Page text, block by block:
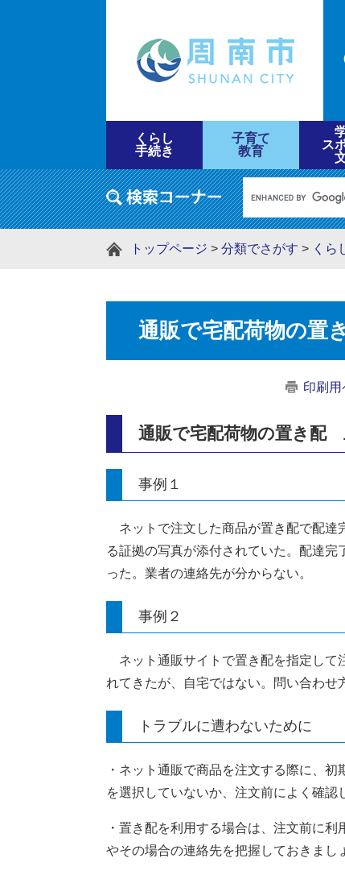
くらし
手続き
子育て
教育
ス
トップページ > 分類でさがす > くら
通販で宅配荷物の
印刷用
通販で宅配荷物の置き配
事例１
ネットで注文した商品が置き配で配達
る証拠の写真が添付されていた。配達
った。業者の連絡先が分からない。
事例２
ネット通販サイトで置き配を指定して
れてきたが、自宅ではない。問い合わせ
トラブルに遭わないために
・ネット通販で商品を注文する際に、
を選択していないか、注文前によく確認
・置き配を利用する場合は、注文前に
やその場合の連絡先を把握しておきまし